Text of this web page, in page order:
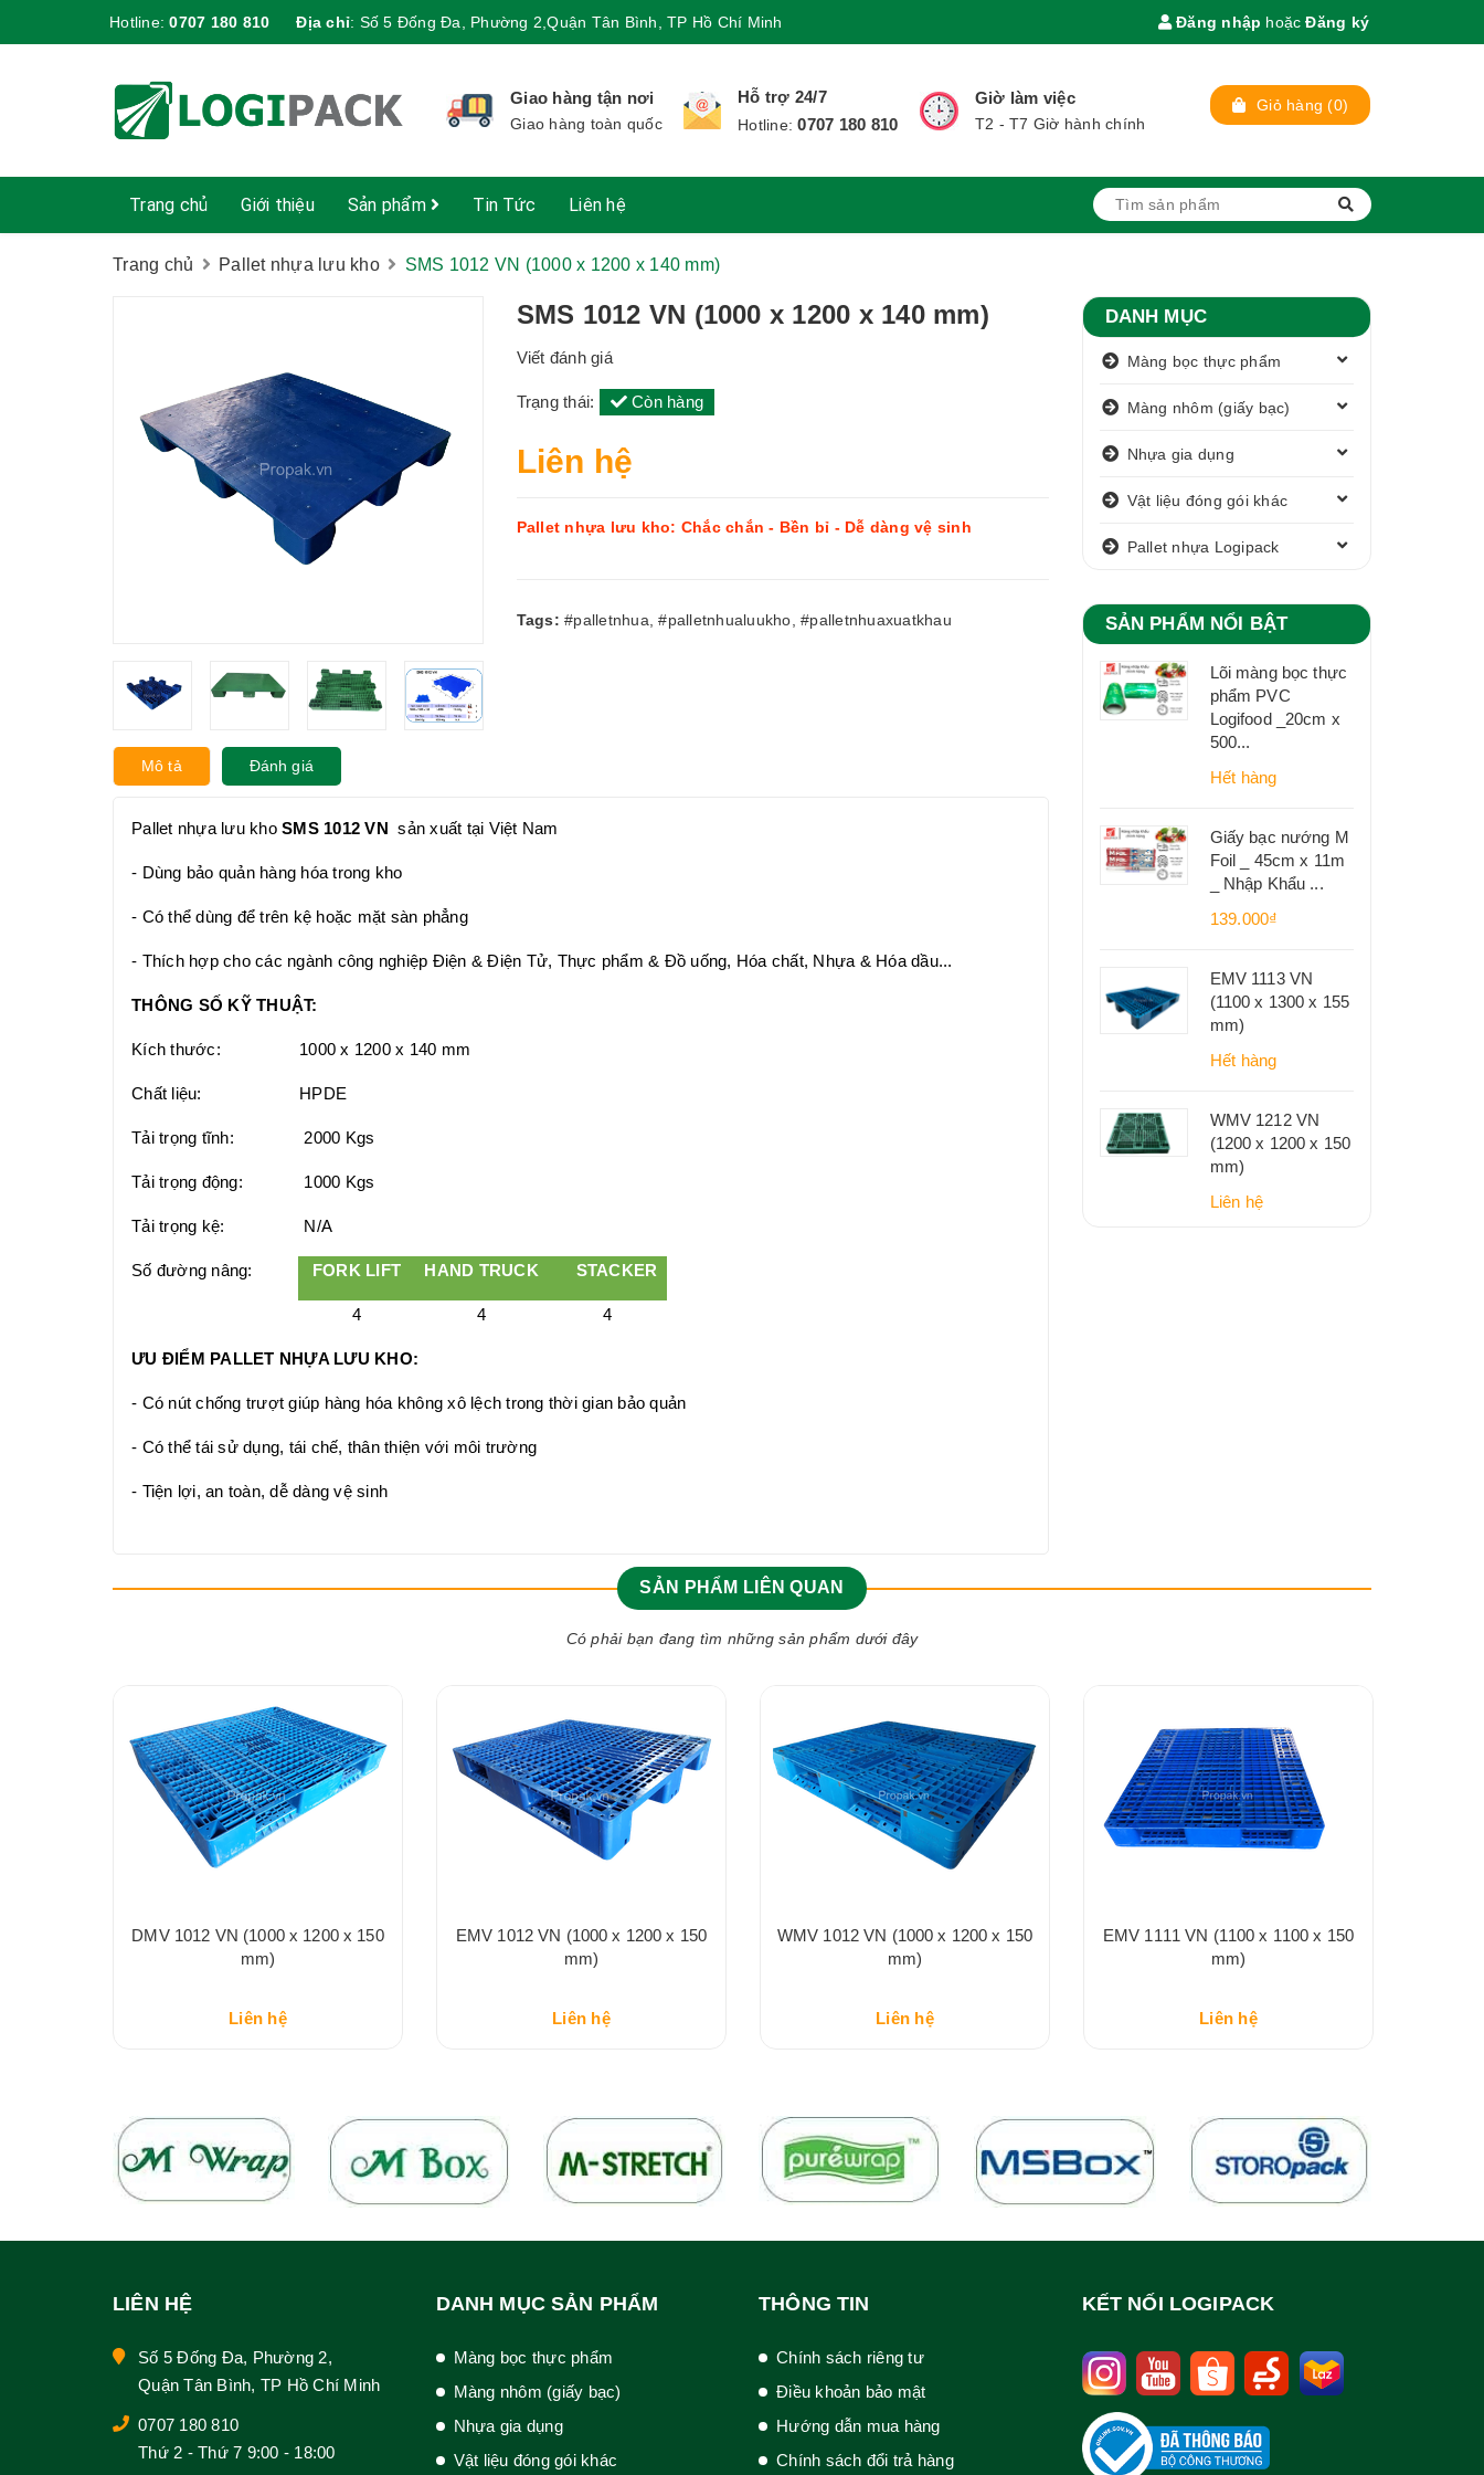
Hotline:0707 180 810 Địa chỉ: Số 5 Đống Đa, Phường 2,Quận Tân Bình, TP Hồ Chí Minh Đăng nhập hoặc Đăng ký
Giao hàng tận nơi
Giao hàng toàn quốc
Hỗ trợ 24/7
Hotline:0707 180 810
Giờ làm việc
T2 - T7 Giờ hành chính
Giỏ hàng (0)
Trang chủ Giới thiệu Sản phẩm Tin Tức Liên hệ
Trang chủ Pallet nhựa lưu kho SMS 1012 VN (1000 x 1200 x 140 mm)
SMS 1012 VN (1000 x 1200 x 140 mm)
Viết đánh giá
Trạng thái: Còn hàng
Liên hệ
Pallet nhựa lưu kho: Chắc chắn - Bền bỉ - Dễ dàng vệ sinh
Tags:#palletnhua ,#palletnhualuukho ,#palletnhuaxuatkhau
Mô tả Đánh giá
Pallet nhựa lưu kho SMS 1012 VN sản xuất tại Việt Nam
- Dùng bảo quản hàng hóa trong kho
- Có thể dùng để trên kệ hoặc mặt sàn phẳng
- Thích hợp cho các ngành công nghiệp Điện & Điện Tử, Thực phẩm & Đồ uống, Hóa chất, Nhựa & Hóa dầu...
THÔNG SỐ KỸ THUẬT:
Kích thước: 1000 x 1200 x 140 mm
Chất liệu: HPDE
Tải trọng tĩnh: 2000 Kgs
Tải trọng động: 1000 Kgs
Tải trọng kệ: N/A
Số đường nâng: FORK LIFT HAND TRUCK STACKER
4 4 4
ƯU ĐIỂM PALLET NHỰA LƯU KHO:
- Có nút chống trượt giúp hàng hóa không xô lệch trong thời gian bảo quản
- Có thể tái sử dụng, tái chế, thân thiện với môi trường
- Tiện lợi, an toàn, dễ dàng vệ sinh
DANH MỤC
Màng bọc thực phẩm
Màng nhôm (giấy bạc)
Nhựa gia dụng
Vật liệu đóng gói khác
Pallet nhựa Logipack
SẢN PHẨM NỔI BẬT
Lõi màng bọc thực
phẩm PVC
Logifood _20cm x
500...
Hết hàng
Giấy bạc nướng M
Foil _ 45cm x 11m
_ Nhập Khẩu ...
139.000₫
EMV 1113 VN
(1100 x 1300 x 155
mm)
Hết hàng
WMV 1212 VN
(1200 x 1200 x 150
mm)
Liên hệ
SẢN PHẨM LIÊN QUAN
Có phải bạn đang tìm những sản phẩm dưới đây
DMV 1012 VN (1000 x 1200 x 150
mm)
Liên hệ
EMV 1012 VN (1000 x 1200 x 150
mm)
Liên hệ
WMV 1012 VN (1000 x 1200 x 150
mm)
Liên hệ
EMV 1111 VN (1100 x 1100 x 150
mm)
Liên hệ
LIÊN HỆ
Số 5 Đống Đa, Phường 2,
Quận Tân Bình, TP Hồ Chí Minh
0707 180 810
Thứ 2 - Thứ 7 9:00 - 18:00
DANH MỤC SẢN PHẨM
Màng bọc thực phẩm
Màng nhôm (giấy bạc)
Nhựa gia dụng
Vật liệu đóng gói khác
THÔNG TIN
Chính sách riêng tư
Điều khoản bảo mật
Hướng dẫn mua hàng
Chính sách đổi trả hàng
KẾT NỐI LOGIPACK